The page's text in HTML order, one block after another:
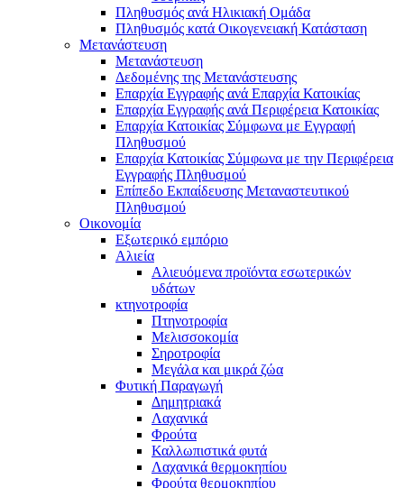
Πληθυσμός ανά Ηλικιακή Ομάδα
Πληθυσμός κατά Οικογενειακή Κατάσταση
Μετανάστευση
Μετανάστευση
Δεδομένης της Μετανάστευσης
Επαρχία Εγγραφής ανά Επαρχία Κατοικίας
Επαρχία Εγγραφής ανά Περιφέρεια Κατοικίας
Επαρχία Κατοικίας Σύμφωνα με Εγγραφή
Πληθυσμού
Επαρχία Κατοικίας Σύμφωνα με την Περιφέρεια
Εγγραφής Πληθυσμού
Επίπεδο Εκπαίδευσης Μεταναστευτικού
Πληθυσμού
Οικονομία
Εξωτερικό εμπόριο
Αλιεία
Αλιευόμενα προϊόντα εσωτερικών
υδάτων
κτηνοτροφία
Πτηνοτροφία
Μελισσοκομία
Σηροτροφία
Μεγάλα και μικρά ζώα
Φυτική Παραγωγή
Δημητριακά
Λαχανικά
Φρούτα
Καλλωπιστικά φυτά
Λαχανικά θερμοκηπίου
Φρούτα θερμοκηπίου